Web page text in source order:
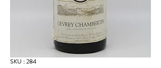
SKU : 284